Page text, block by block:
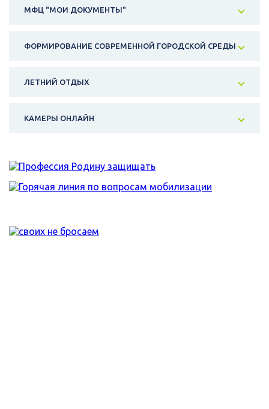
МФЦ "МОИ ДОКУМЕНТЫ"
ФОРМИРОВАНИЕ СОВРЕМЕННОЙ ГОРОДСКОЙ СРЕДЫ
ЛЕТНИЙ ОТДЫХ
КАМЕРЫ ОНЛАЙН